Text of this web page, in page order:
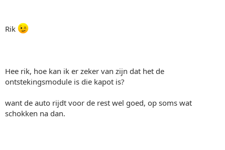
Rik
Hee rik, hoe kan ik er zeker van zijn dat het de
ontstekingsmodule is die kapot is?
want de auto rijdt voor de rest wel goed, op soms wat
schokken na dan.